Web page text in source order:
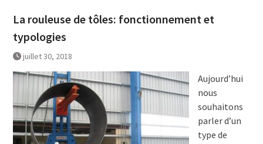
La rouleuse de tôles: fonctionnement et
typologies
juillet 30, 2018
Aujourd’hui
nous
souhaitons
parler d’un
type de